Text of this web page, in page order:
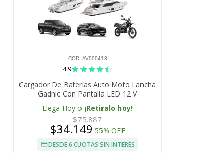
COD. AV000413
4.9
Cargador De Baterías Auto Moto Lancha
Gadnic Con Pantalla LED 12 V
Llega Hoy o ¡Retiralo hoy!
$75.887
$34.149 55% OFF
DESDE 6 CUOTAS SIN INTERÉS